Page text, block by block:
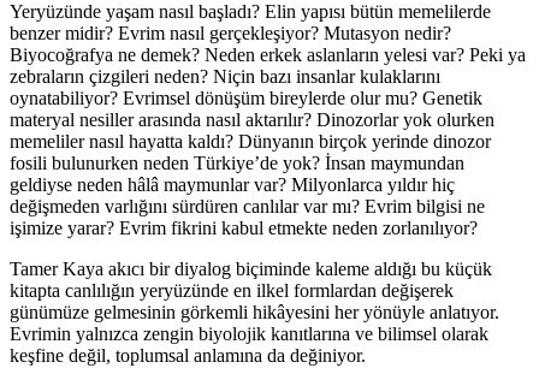
Yeryüzünde yaşam nasıl başladı? Elin yapısı bütün memelilerde
benzer midir? Evrim nasıl gerçekleşiyor? Mutasyon nedir?
Biyocoğrafya ne demek? Neden erkek aslanların yelesi var? Peki ya
zebraların çizgileri neden? Niçin bazı insanlar kulaklarını
oynatabiliyor? Evrimsel dönüşüm bireylerde olur mu? Genetik
materyal nesiller arasında nasıl aktarılır? Dinozorlar yok olurken
memeliler nasıl hayatta kaldı? Dünyanın birçok yerinde dinozor
fosili bulunurken neden Türkiye’de yok? İnsan maymundan
geldiyse neden hâlâ maymunlar var? Milyonlarca yıldır hiç
değişmeden varlığını sürdüren canlılar var mı? Evrim bilgisi ne
işimize yarar? Evrim fikrini kabul etmekte neden zorlanılıyor?
Tamer Kaya akıcı bir diyalog biçiminde kaleme aldığı bu küçük
kitapta canlılığın yeryüzünde en ilkel formlardan değişerek
günümüze gelmesinin görkemli hikâyesini her yönüyle anlatıyor.
Evrimin yalnızca zengin biyolojik kanıtlarına ve bilimsel olarak
keşfine değil, toplumsal anlamına da değiniyor.